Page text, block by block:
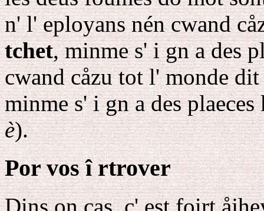
n' l' eployans nén cwand
tchet, minme s' i gn a des
cwand cåzu tot l' monde
minme s' i gn a des
è).
Por vos î rtrover
Dins on cas, c' est foirt